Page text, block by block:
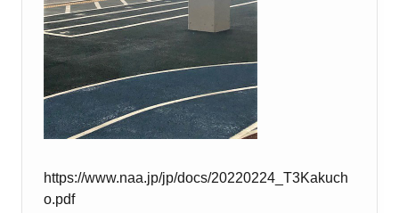
https://www.naa.jp/jp/docs/20220224_T3Kakuch
o.pdf